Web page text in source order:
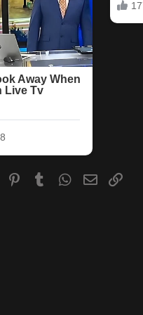
Reddit PinterestTumblr WhatsApp
Email